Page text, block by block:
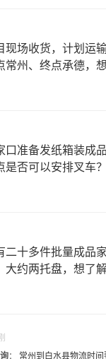
现场收货，计划运
常州、终点承德，
口准备发纸箱装成
是否可以安排叉车？
二十多件批量成品
大约两托盘，想了
： 常州到白水县物流时间